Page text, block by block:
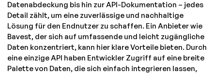
Datenabdeckung bis hin zur API-Dokumentation – jedes
Detail zählt, um eine zuverlässige und nachhaltige
Lösung für den Endnutzer zu schaffen. Ein Anbieter wie
Bavest, der sich auf umfassende und leicht zugängliche
Daten konzentriert, kann hier klare Vorteile bieten. Durch
eine einzige API haben Entwickler Zugriff auf eine breite
Palette von Daten, die sich einfach integrieren lassen,